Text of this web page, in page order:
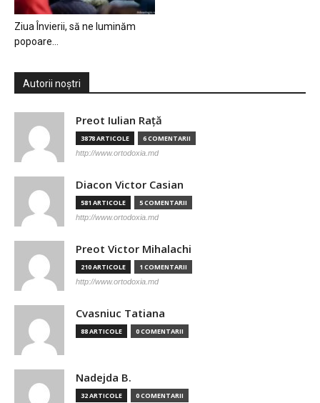
Ziua Învierii, să ne luminăm
popoare…
Autorii noștri
Preot Iulian Raţă
3878 ARTICOLE 6 COMENTARII
http://www.ortodoxia.md
Diacon Victor Casian
581 ARTICOLE 5 COMENTARII
http://www.ortodoxia.md
Preot Victor Mihalachi
210 ARTICOLE 1 COMENTARII
http://www.ortodoxia.md
Cvasniuc Tatiana
88 ARTICOLE 0 COMENTARII
Nadejda B.
32 ARTICOLE 0 COMENTARII